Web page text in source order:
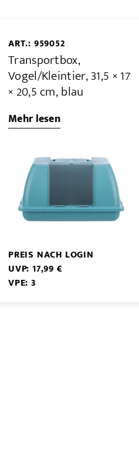
ART.: 959052
Transportbox,
Vogel/Kleintier, 31,5 × 17
× 20,5 cm, blau
Mehr lesen
PREIS NACH LOGIN
UVP: 17,99 €
VPE: 3